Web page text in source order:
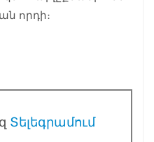
որդի։
Տելեգրամում